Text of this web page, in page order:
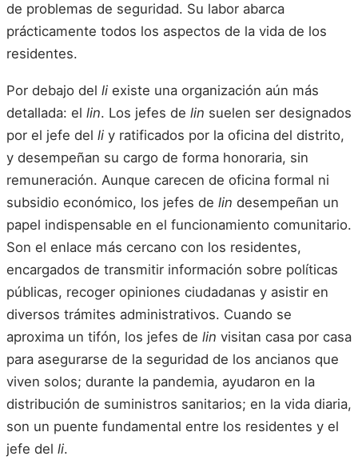
de problemas de seguridad. Su labor abarca
prácticamente todos los aspectos de la vida de los
residentes.
Por debajo del li existe una organización aún más
detallada: el lin. Los jefes de lin suelen ser designados
por el jefe del li y ratificados por la oficina del distrito,
y desempeñan su cargo de forma honoraria, sin
remuneración. Aunque carecen de oficina formal ni
subsidio económico, los jefes de lin desempeñan un
papel indispensable en el funcionamiento comunitario.
Son el enlace más cercano con los residentes,
encargados de transmitir información sobre políticas
públicas, recoger opiniones ciudadanas y asistir en
diversos trámites administrativos. Cuando se
aproxima un tifón, los jefes de lin visitan casa por casa
para asegurarse de la seguridad de los ancianos que
viven solos; durante la pandemia, ayudaron en la
distribución de suministros sanitarios; en la vida diaria,
son un puente fundamental entre los residentes y el
jefe del li.